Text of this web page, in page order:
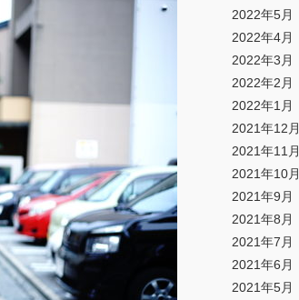
2022年5月
2022年4月
2022年3月
2022年2月
2022年1月
2021年12月
2021年11月
2021年10月
2021年9月
2021年8月
2021年7月
2021年6月
2021年5月